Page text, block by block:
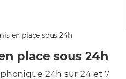
place sous 24h
24h sur 24 et 7